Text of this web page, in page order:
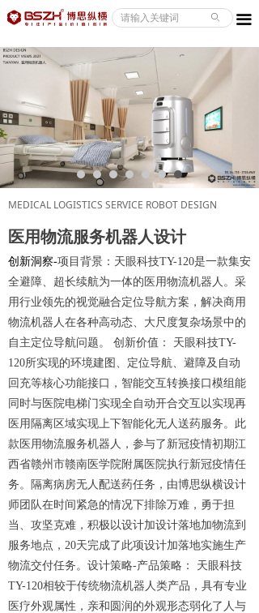
끀
ABOUT/关于
CASE/案例
SERVICE/服务
NEWS/资讯
CONTACT/联系
ꄙ
医用物流服务机器人设计
创新洞察-项目背景：天眼科技TY-120是一款集安
全避障、超长续航为一体的医用物流机器人。采
用行业领先的视觉融合定位导航方案，解决商用
物流机器人在各种高动态、大尺度复杂场景中的
自主定位导航问题。 创新价值： 天眼科技TY-
120所实现的环境建图、定位导航、避障及自动
回充等核心功能接口，智能交互转换接口模组能
同时与医院电梯门实现全自动开合交互以实现再
医用隔离区域实现上下智能化无人送药服务。此
款医用物流服务机器人，参与了新冠疫情初期江
西省赣州市赣南医学院附属医院执行新冠疫情任
务。隔离病房无人配送药任务，由博思纵横设计
师团队在时间紧急的情况下排除万难，勇于担
当、攻坚克难，积极以设计加设计落地加物流到
服务地点，20天完成了此项设计加落地实施生产
物流交付任务。 设计策略-产品策略： 天眼科技
TY-120相较于传统物流机器人类产品，具有专业
医疗外观属性，亲和圆润的外观形态弱化了人与
MEDICAL LOGISTICS SERVICE ROBOT DESIGN